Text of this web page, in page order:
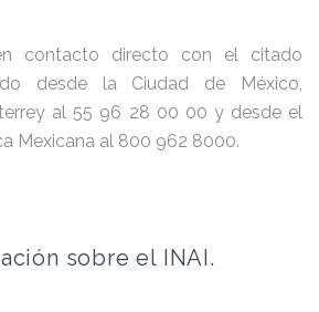
contacto directo con el citado
desde la Ciudad de México,
al 55 96 28 00 00 y desde el
Mexicana al 800 962 8000.
sobre el INAI.